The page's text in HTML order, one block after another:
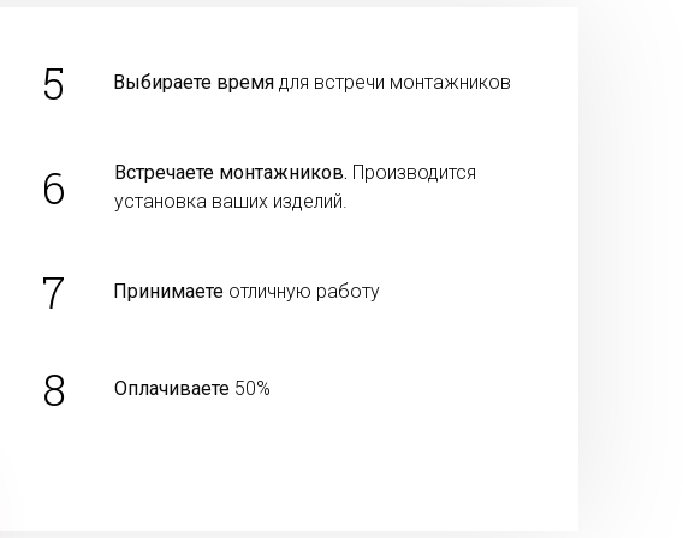
5 Выбираете времядля встречи монтажников
6 Встречаете монтажников. Производится
установка ваших изделий.
7 Принимаетеотличную работу
8 Оплачиваете50%